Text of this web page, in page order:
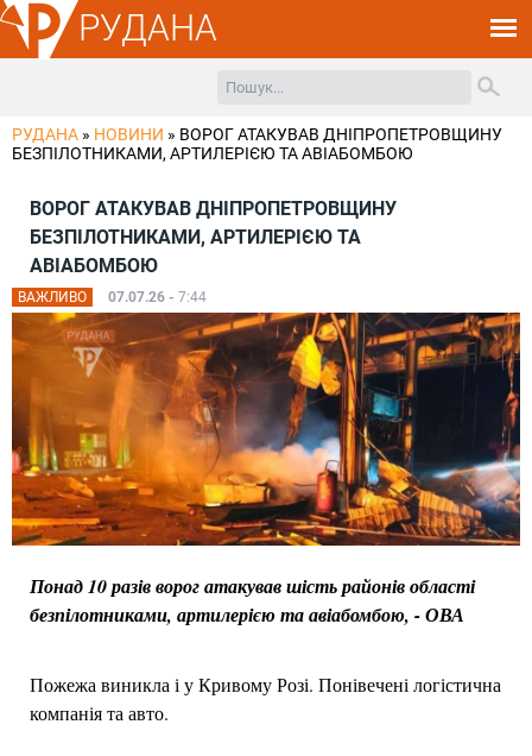
РУДАНА
РУДАНА » НОВИНИ » ВОРОГ АТАКУВАВ ДНІПРОПЕТРОВЩИНУ
БЕЗПІЛОТНИКАМИ, АРТИЛЕРІЄЮ ТА АВІАБОМБОЮ
ВОРОГ АТАКУВАВ ДНІПРОПЕТРОВЩИНУ
БЕЗПІЛОТНИКАМИ, АРТИЛЕРІЄЮ ТА
АВІАБОМБОЮ
ВАЖЛИВО 07.07.26 - 7:44
Понад 10 разів ворог атакував шість районів області
безпілотниками, артилерією та авіабомбою, - ОВА
Пожежа виникла і у Кривому Розі. Понівечені логістична
компанія та авто.